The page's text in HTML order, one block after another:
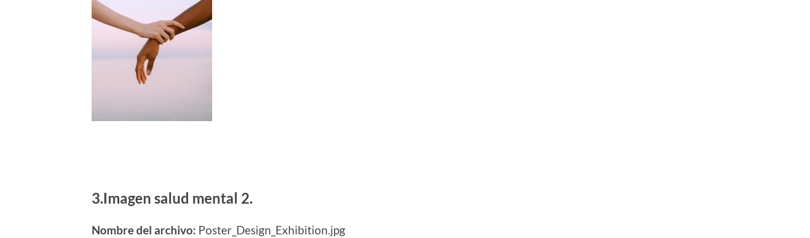
3.Imagen salud mental 2.
Nombre del archivo: Poster_Design_Exhibition.jpg